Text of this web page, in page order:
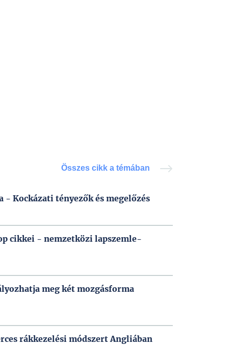
Összes cikk a témában
Kockázati tényezők és megelőzés
cikkei - nemzetközi lapszemle-
meg két mozgásforma
rákkezelési módszert Angliában